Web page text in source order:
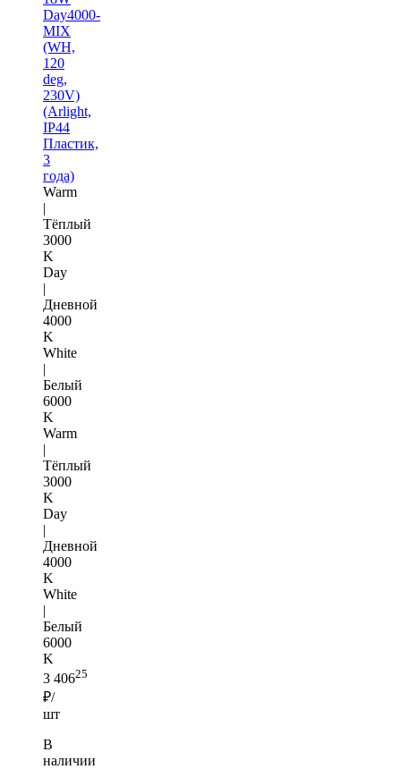
Day4000-
MIX
(WH,
120
deg,
230V)
(Arlight,
IP44
Пластик,
3
года)
Warm
|
Тёплый
3000
K
Day
|
Дневной
4000
K
White
|
Белый
6000
K
Warm
|
Тёплый
3000
K
Day
|
Дневной
4000
K
White
|
Белый
6000
K
3 40625
₽/
шт
В
наличии